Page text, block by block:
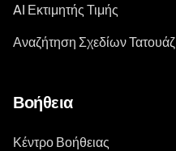
AI Εκτιμητής Τιμής
Αναζήτηση Σχεδίων Τατουάζ
Βοήθεια
Κέντρο Βοήθειας